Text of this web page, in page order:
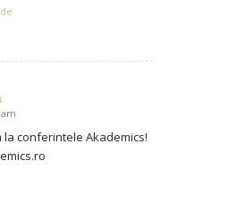
la conferintele Akademics!